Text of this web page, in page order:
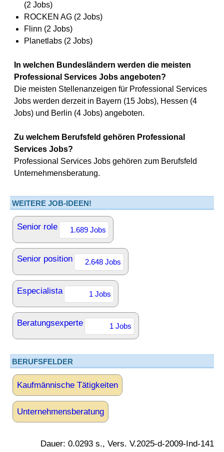
(2 Jobs)
ROCKEN AG (2 Jobs)
Flinn (2 Jobs)
Planetlabs (2 Jobs)
In welchen Bundesländern werden die meisten
Professional Services Jobs angeboten?
Die meisten Stellenanzeigen für Professional Services
Jobs werden derzeit in Bayern (15 Jobs), Hessen (4
Jobs) und Berlin (4 Jobs) angeboten.
Zu welchem Berufsfeld gehören Professional
Services Jobs?
Professional Services Jobs gehören zum Berufsfeld
Unternehmensberatung.
WEITERE JOB-IDEEN!
Senior role 1.689 Jobs
Senior position 2.648 Jobs
Especialista 1 Jobs
Beratungsexperte 1 Jobs
BERUFSFELDER
Kaufmännische Tätigkeiten
Unternehmensberatung
Dauer: 0.0293 s., Vers. V.2025-d-2009-Ind-141